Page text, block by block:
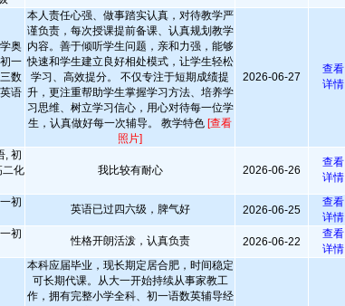
奥
一
数
语
本人责任心强、做事踏实认真，对待教学严
谨负责，每次授课提前备课、认真规划教学
内容。善于倾听学生问题，亲和力强，能够
快速和学生建立良好相处模式，让学生轻松
学习、高效提分。 不仅专注于短期成绩提
升，更注重帮助学生掌握学习方法、培养学
习思维、树立学习信心，用心对待每一位学
生，认真做好每一次辅导。 教学特色 [查看
照片]
2026-06-27
查看
详情
, 初
二化
我比较有耐心 2026-06-26
查看
详情
初
英语已过四六级，脾气好 2026-06-25
查看
详情
初
性格开朗活泼，认真负责 2026-06-22
查看
详情
本科应届毕业，现长期定居合肥，时间稳定
可长期代课。从大一开始持续从事家教工
作，拥有完整小学全科、初一语数英辅导经